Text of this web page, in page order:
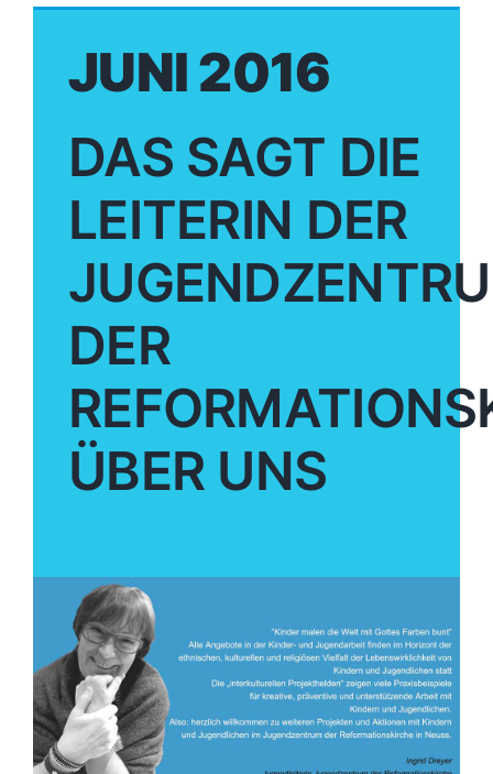
JUNI 2016
DAS SAGT DIE
LEITERIN DER
DER
ÜBER UNS